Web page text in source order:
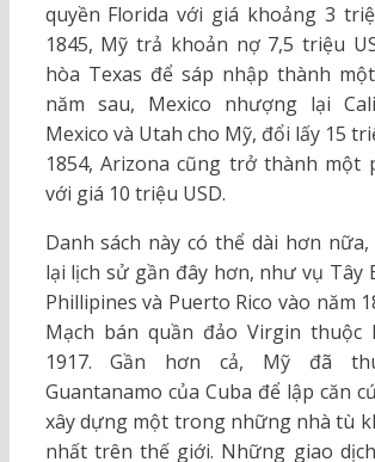
quyền Florida với giá khoảng 3
1845, Mỹ trả khoản nợ 7,5 triệu
hòa Texas để sáp nhập thành
năm sau, Mexico nhượng lại
Mexico và Utah cho Mỹ, đổi lấy 15
1854, Arizona cũng trở thành một
với giá 10 triệu USD.
Danh sách này có thể dài hơn
lại lịch sử gần đây hơn, như vụ Tây
Phillipines và Puerto Rico vào năm
Mạch bán quần đảo Virgin thuộc
1917. Gần hơn cả, Mỹ đã
Guantanamo của Cuba để lập căn
xây dựng một trong những nhà tù
nhất trên thế giới. Những giao